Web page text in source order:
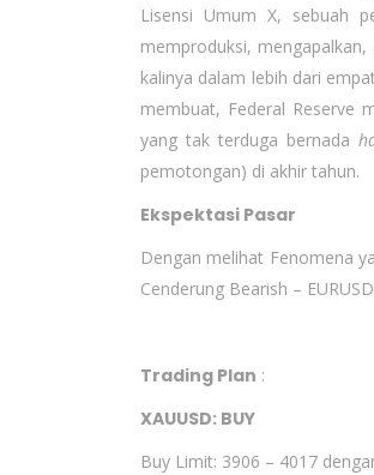
Lisensi Umum X, sebuah
memproduksi,
kalinya dalam lebih dari
membuat, Federal Reserve
yang tak terduga bernada
pemotongan) di akhir tahun.
Ekspektasi Pasar
Dengan melihat Fenomena
Cenderung Bearish –
Trading Plan :
XAUUSD: BUY
Buy Limit: 3906 – 4017